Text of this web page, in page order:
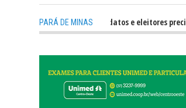
PARÁ DE MINAS
GRNEWS TV: O que candidatos e eleitores